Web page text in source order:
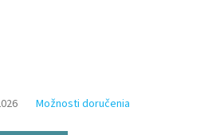
Možnosti doručenia